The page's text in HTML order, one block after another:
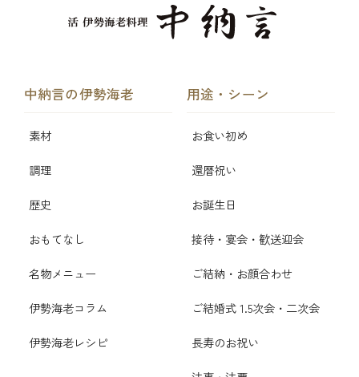
中納言の伊勢海老
素材
調理
歴史
おもてなし
名物メニュー
伊勢海老コラム
伊勢海老レシピ
用途・シーン
お食い初め
還暦祝い
お誕生日
接待・宴会・歓送迎会
ご結納・お顔合わせ
ご結婚式 1.5次会・二次会
長寿のお祝い